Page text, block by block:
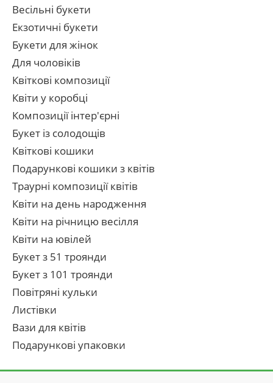
Весільні букети
Екзотичні букети
Букети для жінок
Для чоловіків
Квіткові композиції
Квіти у коробці
Композиції інтер'єрні
Букет із солодощів
Квіткові кошики
Подарункові кошики з квітів
Траурні композиції квітів
Квіти на день народження
Квіти на річницю весілля
Квіти на ювілей
Букет з 51 троянди
Букет з 101 троянди
Повітряні кульки
Листівки
Вази для квітів
Подарункові упаковки